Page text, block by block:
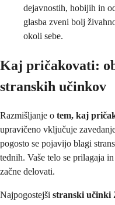
dejavnostih, hobijih in
glasba zveni bolj
okoli sebe.
Kaj pričakovati:
stranskih učinkov
Razmišljanje o tem, kaj
upravičeno vključuje
pogosto se pojavijo blagi
tednih. Vaše telo se prilagaja
začne delovati.
Najpogostejši stranski učinki